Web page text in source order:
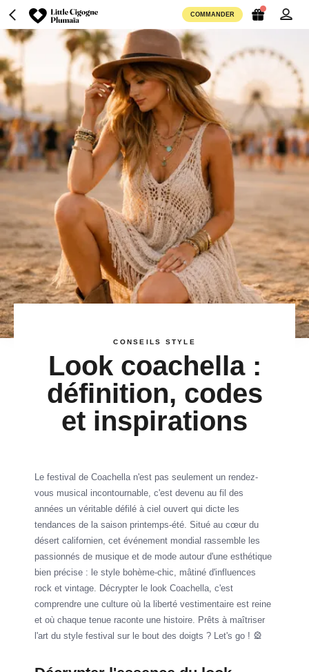
COMMANDER
CONSEILS STYLE
Look coachella :
définition, codes
et inspirations
Le festival de Coachella n'est pas seulement un rendez-
vous musical incontournable, c'est devenu au fil des
années un véritable défilé à ciel ouvert qui dicte les
tendances de la saison printemps-été. Situé au cœur du
désert californien, cet événement mondial rassemble les
passionnés de musique et de mode autour d'une esthétique
bien précise : le style bohème-chic, mâtiné d'influences
rock et vintage. Décrypter le look Coachella, c'est
comprendre une culture où la liberté vestimentaire est reine
et où chaque tenue raconte une histoire. Prêts à maîtriser
l'art du style festival sur le bout des doigts ? Let's go ! 🎡